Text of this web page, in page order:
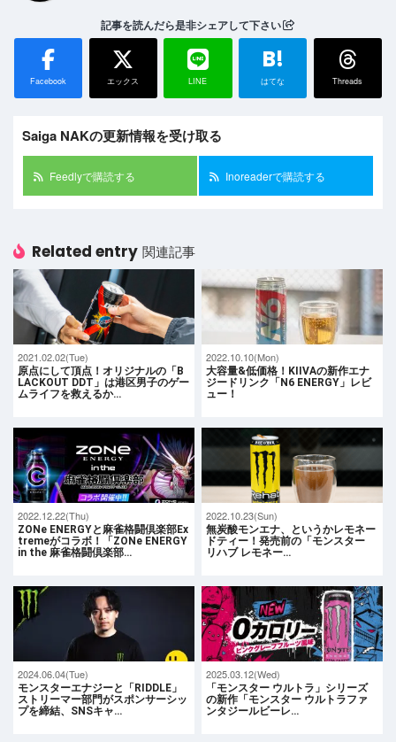
記事を読んだら是非シェアして下さい
Facebook エックス LINE
B!
はてな Threads
Saiga NAKの更新情報を受け取る
Feedlyで購読する Inoreaderで購読する
Related entry 関連記事
2021.02.02(Tue)
原点にして頂点！オリジナルの「B
LACKOUT DDT」は港区男子のゲー
ムライフを救えるか…
2022.10.10(Mon)
大容量&低価格！KIIVAの新作エナ
ジードリンク「N6 ENERGY」レビ
ュー！
2022.12.22(Thu)
ZONe ENERGYと麻雀格闘倶楽部Ex
tremeがコラボ！「ZONe ENERGY
in the 麻雀格闘倶楽部…
2022.10.23(Sun)
無炭酸モンエナ、というかレモネー
ドティー！発売前の「モンスター
リハブ レモネー…
2024.06.04(Tue)
モンスターエナジーと「RIDDLE」
ストリーマー部門がスポンサーシッ
プを締結、SNSキャ…
2025.03.12(Wed)
「モンスター ウルトラ」シリーズ
の新作「モンスター ウルトラファ
ンタジールビーレ…